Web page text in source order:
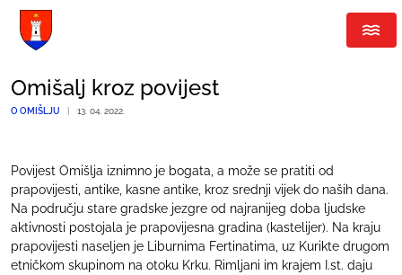
Omišalj kroz povijest
O OMIŠLJU | 13. 04. 2022.
Povijest Omišlja iznimno je bogata, a može se pratiti od
prapovijesti, antike, kasne antike, kroz srednji vijek do naših dana.
Na području stare gradske jezgre od najranijeg doba ljudske
aktivnosti postojala je prapovijesna gradina (kastelijer). Na kraju
prapovijesti naseljen je Liburnima Fertinatima, uz Kurikte drugom
etničkom skupinom na otoku Krku. Rimljani im krajem I.st. daju